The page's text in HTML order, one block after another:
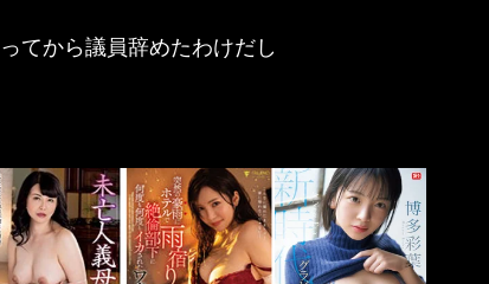
てから議員辞めたわけだし